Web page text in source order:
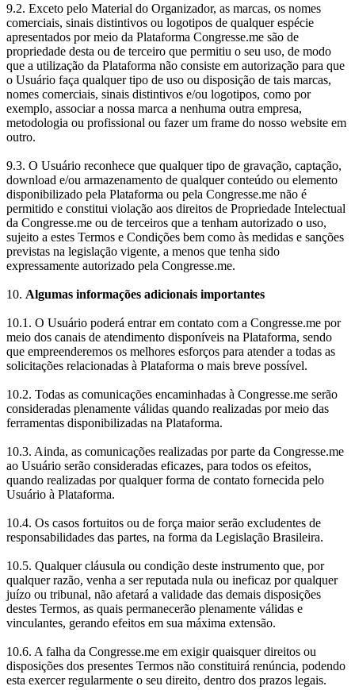
9.2. Exceto pelo Material do Organizador, as marcas, os nomes
comerciais, sinais distintivos ou logotipos de qualquer espécie
apresentados por meio da Plataforma Congresse.me são de
propriedade desta ou de terceiro que permitiu o seu uso, de modo
que a utilização da Plataforma não consiste em autorização para que
o Usuário faça qualquer tipo de uso ou disposição de tais marcas,
nomes comerciais, sinais distintivos e/ou logotipos, como por
exemplo, associar a nossa marca a nenhuma outra empresa,
metodologia ou profissional ou fazer um frame do nosso website em
outro.
9.3. O Usuário reconhece que qualquer tipo de gravação, captação,
download e/ou armazenamento de qualquer conteúdo ou elemento
disponibilizado pela Plataforma ou pela Congresse.me não é
permitido e constitui violação aos direitos de Propriedade Intelectual
da Congresse.me ou de terceiros que a tenham autorizado o uso,
sujeito a estes Termos e Condições bem como às medidas e sanções
previstas na legislação vigente, a menos que tenha sido
expressamente autorizado pela Congresse.me.
10. Algumas informações adicionais importantes
10.1. O Usuário poderá entrar em contato com a Congresse.me por
meio dos canais de atendimento disponíveis na Plataforma, sendo
que empreenderemos os melhores esforços para atender a todas as
solicitações relacionadas à Plataforma o mais breve possível.
10.2. Todas as comunicações encaminhadas à Congresse.me serão
consideradas plenamente válidas quando realizadas por meio das
ferramentas disponibilizadas na Plataforma.
10.3. Ainda, as comunicações realizadas por parte da Congresse.me
ao Usuário serão consideradas eficazes, para todos os efeitos,
quando realizadas por qualquer forma de contato fornecida pelo
Usuário à Plataforma.
10.4. Os casos fortuitos ou de força maior serão excludentes de
responsabilidades das partes, na forma da Legislação Brasileira.
10.5. Qualquer cláusula ou condição deste instrumento que, por
qualquer razão, venha a ser reputada nula ou ineficaz por qualquer
juízo ou tribunal, não afetará a validade das demais disposições
destes Termos, as quais permanecerão plenamente válidas e
vinculantes, gerando efeitos em sua máxima extensão.
10.6. A falha da Congresse.me em exigir quaisquer direitos ou
disposições dos presentes Termos não constituirá renúncia, podendo
esta exercer regularmente o seu direito, dentro dos prazos legais.